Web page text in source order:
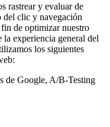
rastrear y evaluar de
del clic y navegación
de optimizar nuestro
experiencia general del
los siguientes
de Google, A/B-Testing